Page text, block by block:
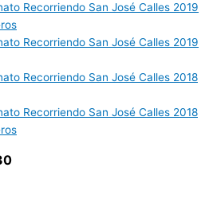
Recorriendo San José Calles 2019
Recorriendo San José Calles 2019
Recorriendo San José Calles 2018
Recorriendo San José Calles 2018